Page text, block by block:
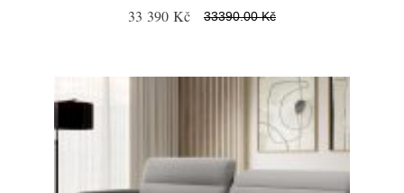
33 390 Kč 33390.00 Kč